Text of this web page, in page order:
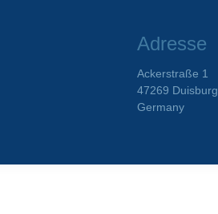
Adresse
Ackerstraße 1
47269 Duisburg
Germany